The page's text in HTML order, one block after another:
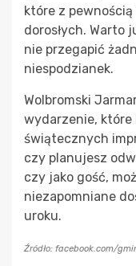
które z
dorosłych. Warto
nie przegapić
niespodzianek.
Wolbromski
wydarzenie, które
świątecznych
czy planujesz
czy jako gość,
niezapomniane
uroku.
Źródło: facebook.com/